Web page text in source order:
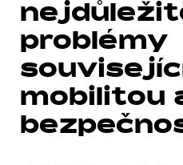
problémy
mobilitou